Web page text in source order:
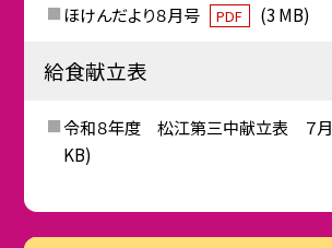
ほけんだより８月号 PDF (3 MB)
給食献立表
令和８年度 松江第三中献立表 ７月
KB)